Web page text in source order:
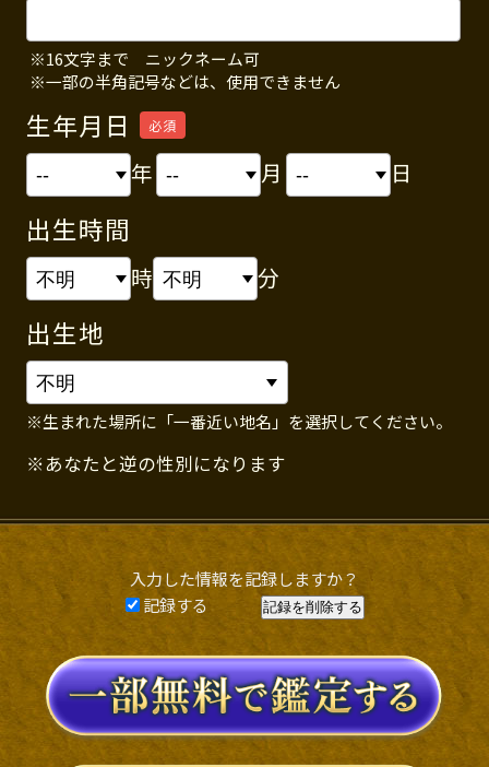
※16文字まで ニックネーム可
※一部の半角記号などは、使用できません
生年月日 必須
年 月 日
出生時間
時 分
出生地
※生まれた場所に「一番近い地名」を選択してください。
※あなたと逆の性別になります
入力した情報を記録しますか？
記録する